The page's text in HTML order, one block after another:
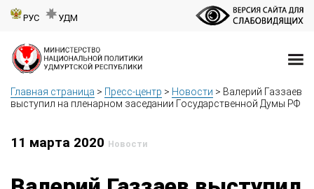
РУС УДМ
Главная страница > Пресс-центр > Новости > Валерий Газзаев
выступил на пленарном заседании Государственной Думы РФ
11 марта 2020 Новости